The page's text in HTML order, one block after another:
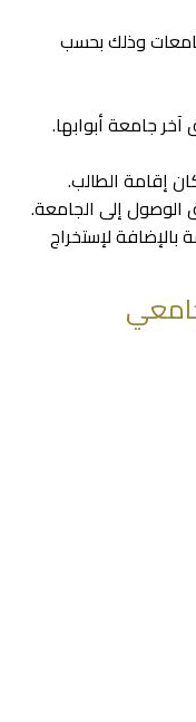
وذلك بحسب
بالإضافة لإستخراج